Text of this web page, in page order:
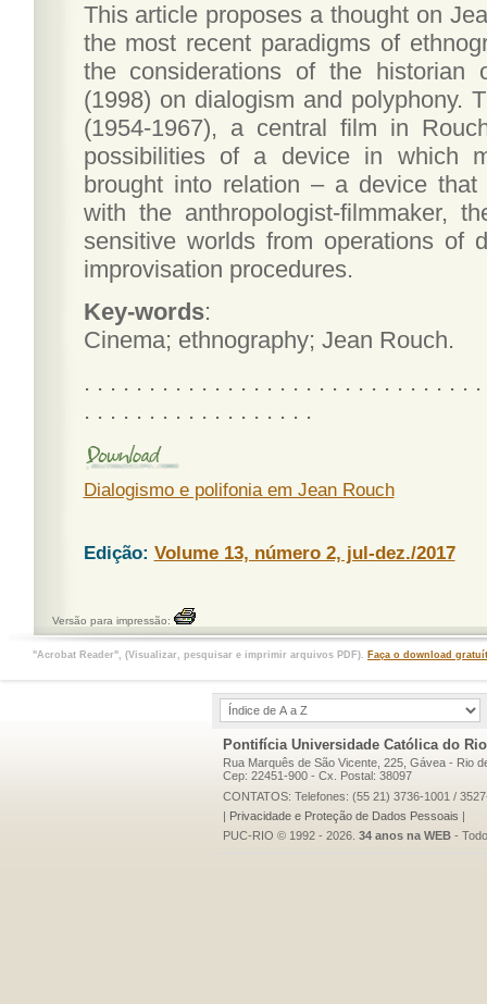
This article proposes a thought on
the most recent paradigms of
the considerations of the historian
(1998) on dialogism and polyphony.
(1954-1967), a central film in
possibilities of a device in which
brought into relation – a device
with the anthropologist-filmmaker,
sensitive worlds from operations of
improvisation procedures.
Key-words:
Cinema; ethnography; Jean Rouch.
. . . . . . . . . . . . . . . . . . . . . . . . . . . . . .
. . . . . . . . . . . . . . . . . .
Dialogismo e polifonia em Jean Rouch
Edição: Volume 13, número 2, jul-dez./2017
Versão para impressão:
"Acrobat Reader", (Visualizar, pesquisar e imprimir arquivos PDF). Faça o download